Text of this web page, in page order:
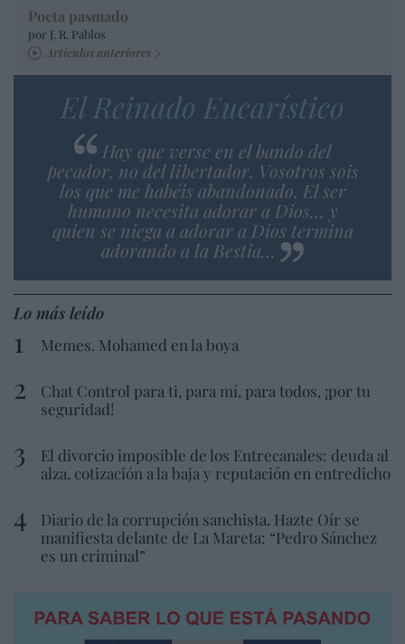
Poeta pasmado
por J. R. Pablos
Artículos anteriores
El Reinado Eucarístico
Hay que verse en el bando del
pecador, no del libertador. Vosotros sois
los que me habéis abandonado. El ser
humano necesita adorar a Dios… y
quien se niega a adorar a Dios termina
adorando a la Bestia…
Lo más leído
Memes. Mohamed en la boya
Chat Control para ti, para mí, para todos, ¡por tu
seguridad!
El divorcio imposible de los Entrecanales: deuda al
alza, cotización a la baja y reputación en entredicho
Diario de la corrupción sanchista. Hazte Oír se
manifiesta delante de La Mareta: “Pedro Sánchez
es un criminal”